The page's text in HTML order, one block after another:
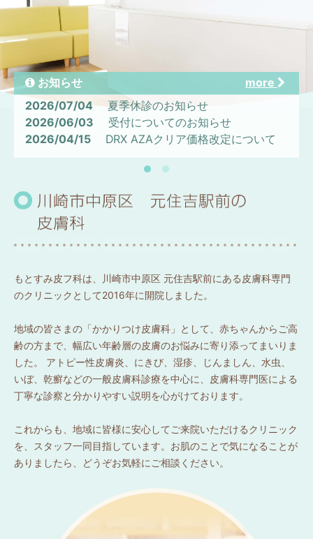
お知らせ
more
2026/07/04
夏季休診のお知らせ
2026/06/03
受付についてのお知らせ
2026/04/15
DRX AZAクリア価格改定について
もとすみ皮フ科は、川崎市中原区 元住吉駅前にある皮膚科専門
のクリニックとして2016年に開院しました。
地域の皆さまの「かかりつけ皮膚科」として、赤ちゃんからご高
齢の方まで、幅広い年齢層の皮膚のお悩みに寄り添ってまいりま
した。 アトピー性皮膚炎、にきび、湿疹、じんましん、水虫、
いぼ、乾癬などの一般皮膚科診療を中心に、皮膚科専門医による
丁寧な診察と分かりやすい説明を心がけております。
これからも、地域に皆様に安心してご来院いただけるクリニック
を、スタッフ一同目指しています。お肌のことで気になることが
ありましたら、どうぞお気軽にご相談ください。